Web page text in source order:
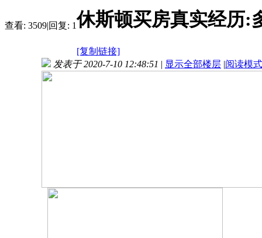
查看: 3509|回复: 1休斯顿买房真实经历:
[复制链接]
发表于 2020-7-10 12:48:51 | 显示全部楼层 |阅读模式